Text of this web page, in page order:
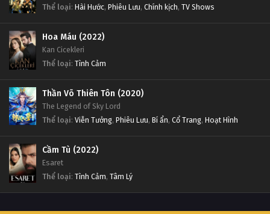
Thể loại: Hài Hước, Phiêu Lưu, Chính kịch, TV Shows
Hoa Máu (2022)
Kan Cicekleri
Thể loại: Tình Cảm
Thần Võ Thiên Tôn (2020)
The Legend of Sky Lord
Thể loại: Viễn Tưởng, Phiêu Lưu, Bí ẩn, Cổ Trang, Hoạt Hình
Cầm Tù (2022)
Esaret
Thể loại: Tình Cảm, Tâm Lý